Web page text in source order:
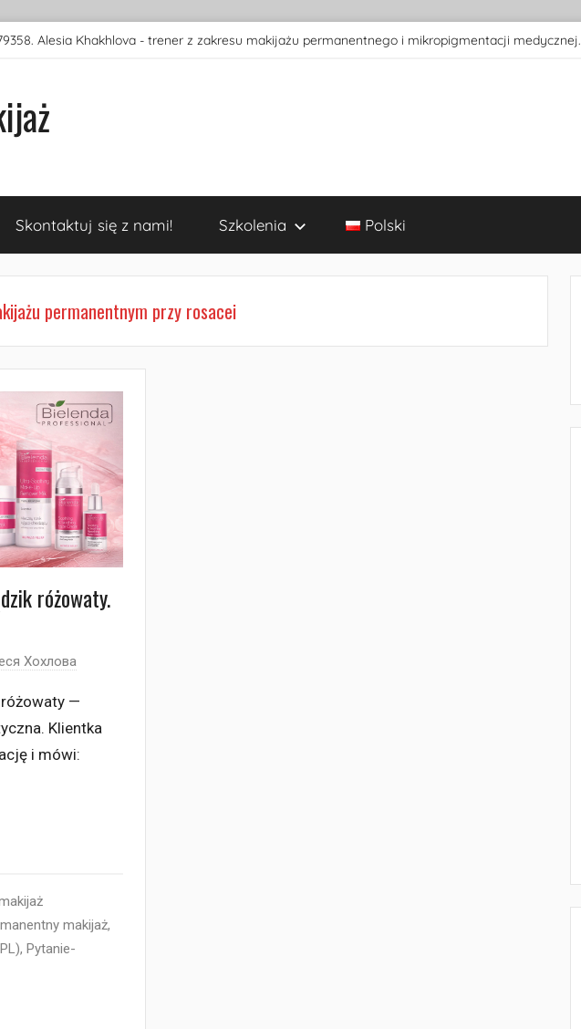
Alesia Khakhlova - trener z zakresu makijażu permanentnego i mikropigmentacji medycznej.
Skontaktuj się z nami! Szkolenia Polski
permanentnym przy rosacei
różowaty.
Хохлова
—
Klientka
i mówi:
makijaż,
, Pytanie-